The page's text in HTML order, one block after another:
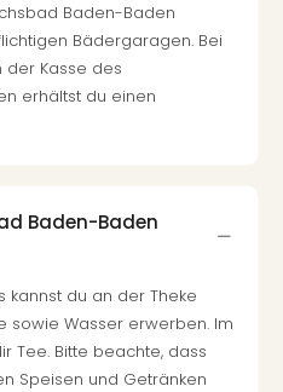
Baden-Baden
Bädergaragen. Bei
der Kasse des
erhältst du einen
Baden-Baden
kannst du an der Theke
sowie Wasser erwerben. Im
Tee. Bitte beachte, dass
Speisen und Getränken